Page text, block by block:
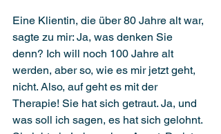
Eine Klientin, die über 80 Jahre alt war,
sagte zu mir: Ja, was denken Sie
denn? Ich will noch 100 Jahre alt
werden, aber so, wie es mir jetzt geht,
nicht. Also, auf geht es mit der
Therapie! Sie hat sich getraut. Ja, und
was soll ich sagen, es hat sich gelohnt.